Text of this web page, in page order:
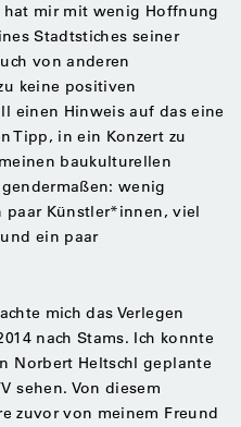
mir mit wenig Hoffnung
Stadtstiches seiner
von anderen
keine positiven
einen Hinweis auf das eine
Tipp, in ein Konzert zu
baukulturellen
wenig
paar Künstler*innen, viel
ein paar
mich das Verlegen
nach Stams. Ich konnte
Norbert Heltschl geplante
sehen. Von diesem
zuvor von meinem Freund